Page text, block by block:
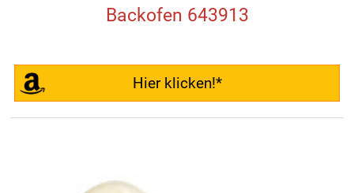
Backofen 643913
Hier klicken!*